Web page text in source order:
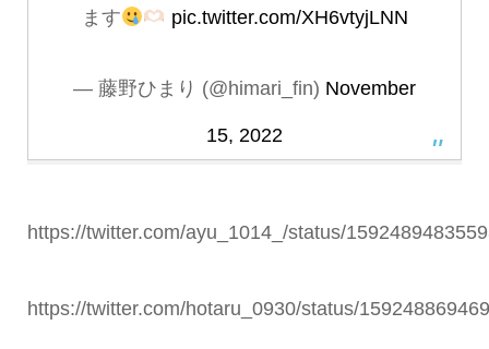
ます
pic.twitter.com/XH6vtyjLNN
— 藤野ひまり (@himari_fin) November
15, 2022
https://twitter.com/ayu_1014_/status/
https://twitter.com/hotaru_0930/status/